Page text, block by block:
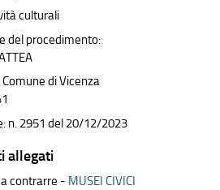
culturali
del procedimento:
di Vicenza
n. 2951 del 20/12/2023
allegati
contrarre - MUSEI CIVICI